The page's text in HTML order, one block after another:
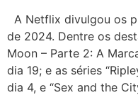
A Netflix divulgou os
de 2024. Dentre os
Moon – Parte 2: A
dia 19; e as séries
dia 4, e “Sex and the